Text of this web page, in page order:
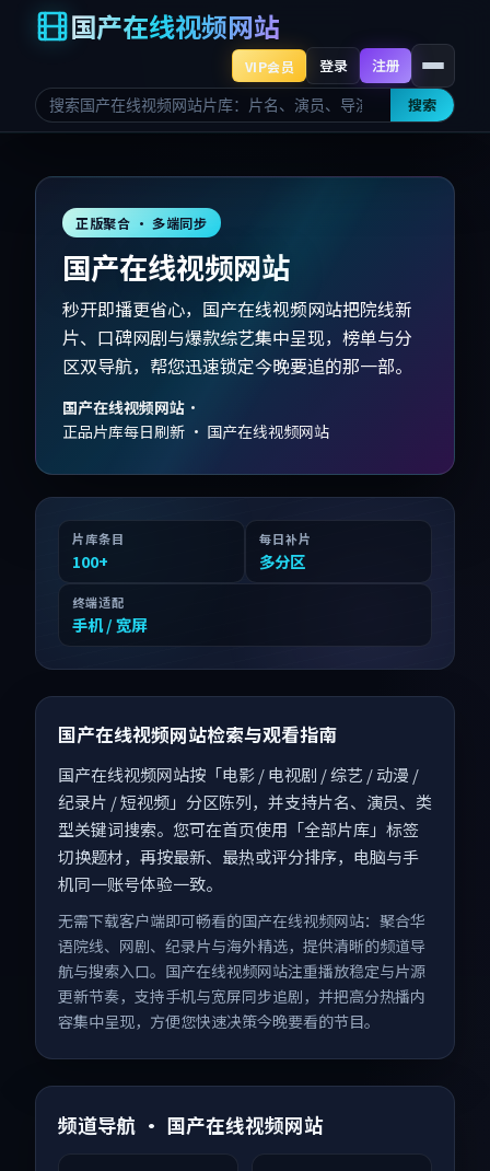
国产在线视频网站
搜索
VIP会员 登录 注册
正版聚合 · 多端同步
国产在线视频网站
秒开即播更省心，国产在线视频网站把院线新
片、口碑网剧与爆款综艺集中呈现，榜单与分
区双导航，帮您迅速锁定今晚要追的那一部。
国产在线视频网站 ·
正品片库每日刷新 · 国产在线视频网站
片库条目
100+
每日补片
多分区
终端适配
手机 / 宽屏
国产在线视频网站检索与观看指南
国产在线视频网站按「电影 / 电视剧 / 综艺 / 动漫 /
纪录片 / 短视频」分区陈列，并支持片名、演员、类
型关键词搜索。您可在首页使用「全部片库」标签
切换题材，再按最新、最热或评分排序，电脑与手
机同一账号体验一致。
无需下载客户端即可畅看的国产在线视频网站：聚合华
语院线、网剧、纪录片与海外精选，提供清晰的频道导
航与搜索入口。国产在线视频网站注重播放稳定与片源
更新节奏，支持手机与宽屏同步追剧，并把高分热播内
容集中呈现，方便您快速决策今晚要看的节目。
频道导航 · 国产在线视频网站